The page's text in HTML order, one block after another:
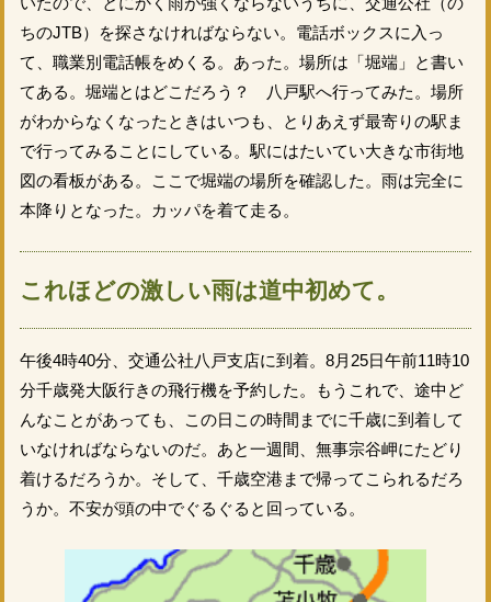
ちのJTB）を探さなければならない。電話ボックスに入っ
て、職業別電話帳をめくる。あった。場所は「堀端」と書い
てある。堀端とはどこだろう？ 八戸駅へ行ってみた。場所
がわからなくなったときはいつも、とりあえず最寄りの駅ま
で行ってみることにしている。駅にはたいてい大きな市街地
図の看板がある。ここで堀端の場所を確認した。雨は完全に
本降りとなった。カッパを着て走る。
これほどの激しい雨は道中初めて。
午後4時40分、交通公社八戸支店に到着。8月25日午前11時10
分千歳発大阪行きの飛行機を予約した。もうこれで、途中ど
んなことがあっても、この日この時間までに千歳に到着して
いなければならないのだ。あと一週間、無事宗谷岬にたどり
着けるだろうか。そして、千歳空港まで帰ってこられるだろ
うか。不安が頭の中でぐるぐると回っている。